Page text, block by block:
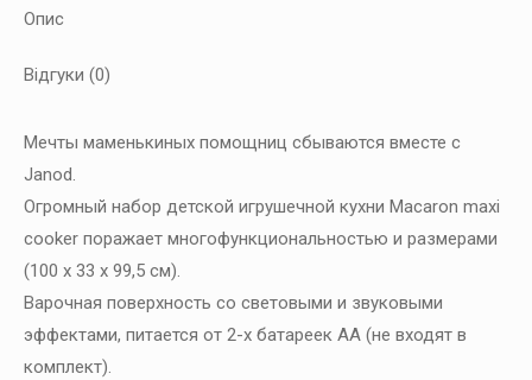
Опис
Відгуки (0)
Мечты маменькиных помощниц сбываются вместе с
Janod.
Огромный набор детской игрушечной кухни Macaron maxi
cooker поражает многофункциональностью и размерами
(100 х 33 х 99,5 см).
Варочная поверхность со световыми и звуковыми
эффектами, питается от 2-х батареек АА (не входят в
комплект).